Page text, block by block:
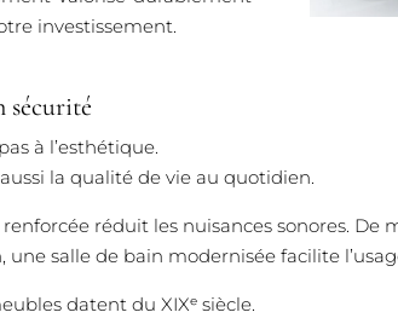
investissement.
sécurité
à l’esthétique.
la qualité de vie au quotidien.
réduit les nuisances sonores. De
salle de bain modernisée facilite
datent du XIXᵉ siècle.